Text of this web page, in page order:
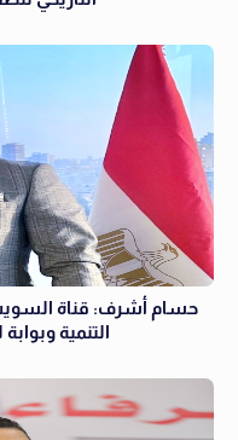
حسام أشرف: قناة
التنمية